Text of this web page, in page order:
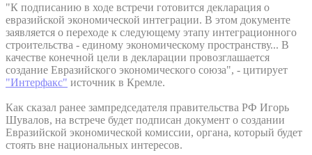
"К подписанию в ходе встречи готовится декларация о
евразийской экономической интеграции. В этом документе
заявляется о переходе к следующему этапу интеграционного
строительства - единому экономическому пространству... В
качестве конечной цели в декларации провозглашается
создание Евразийского экономического союза", - цитирует
"Интерфакс" источник в Кремле.
Как сказал ранее зампредседателя правительства РФ Игорь
Шувалов, на встрече будет подписан документ о создании
Евразийской экономической комиссии, органа, который будет
стоять вне национальных интересов.